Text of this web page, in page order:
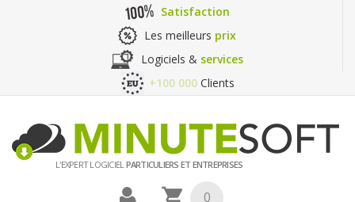
Satisfaction
Les meilleurs prix
Logiciels & services
+100 000 Clients
L'EXPERT LOGICIELPARTICULIERS ET ENTREPRISES
0